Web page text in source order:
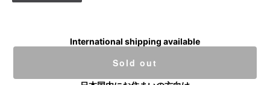
International shipping available
Sold out